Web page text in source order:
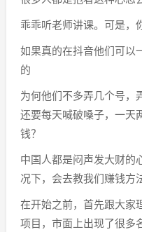
乖乖听老师讲课。可是，
如果真的在抖音他们可以
的
为何他们不多弄几个号，
还要每天喊破嗓子，一天
钱？
中国人都是闷声发大财的
况下，会去教我们赚钱方
在开始之前，首先跟大家
项目，市面上出现了很多